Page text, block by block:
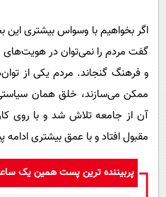
اگر بخواهیم با وسواس بیشتری این
گفت مردم را نمی‌توان در هویت‌های
و فرهنگ گنجاند. مردم یکی از
ممکن می‌سازند، خلق همان
آن از جامعه تلاش شد و با روی
مقبول افتاد و با عمق بیشتری ادامه
پربیننده ترین پست همین یک